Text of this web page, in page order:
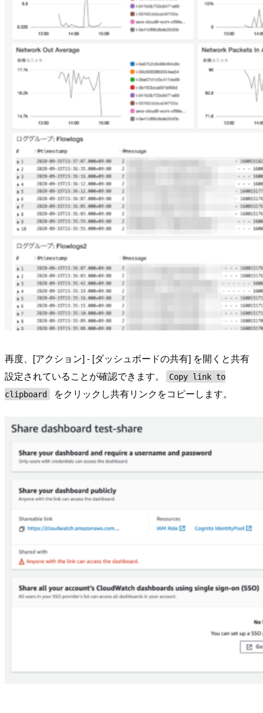
再度、[アクション] - [ダッシュボードの共有] を開くと共有
設定されていることが確認できます。
Copy link to
clipboard
をクリックし共有リンクをコピーします。